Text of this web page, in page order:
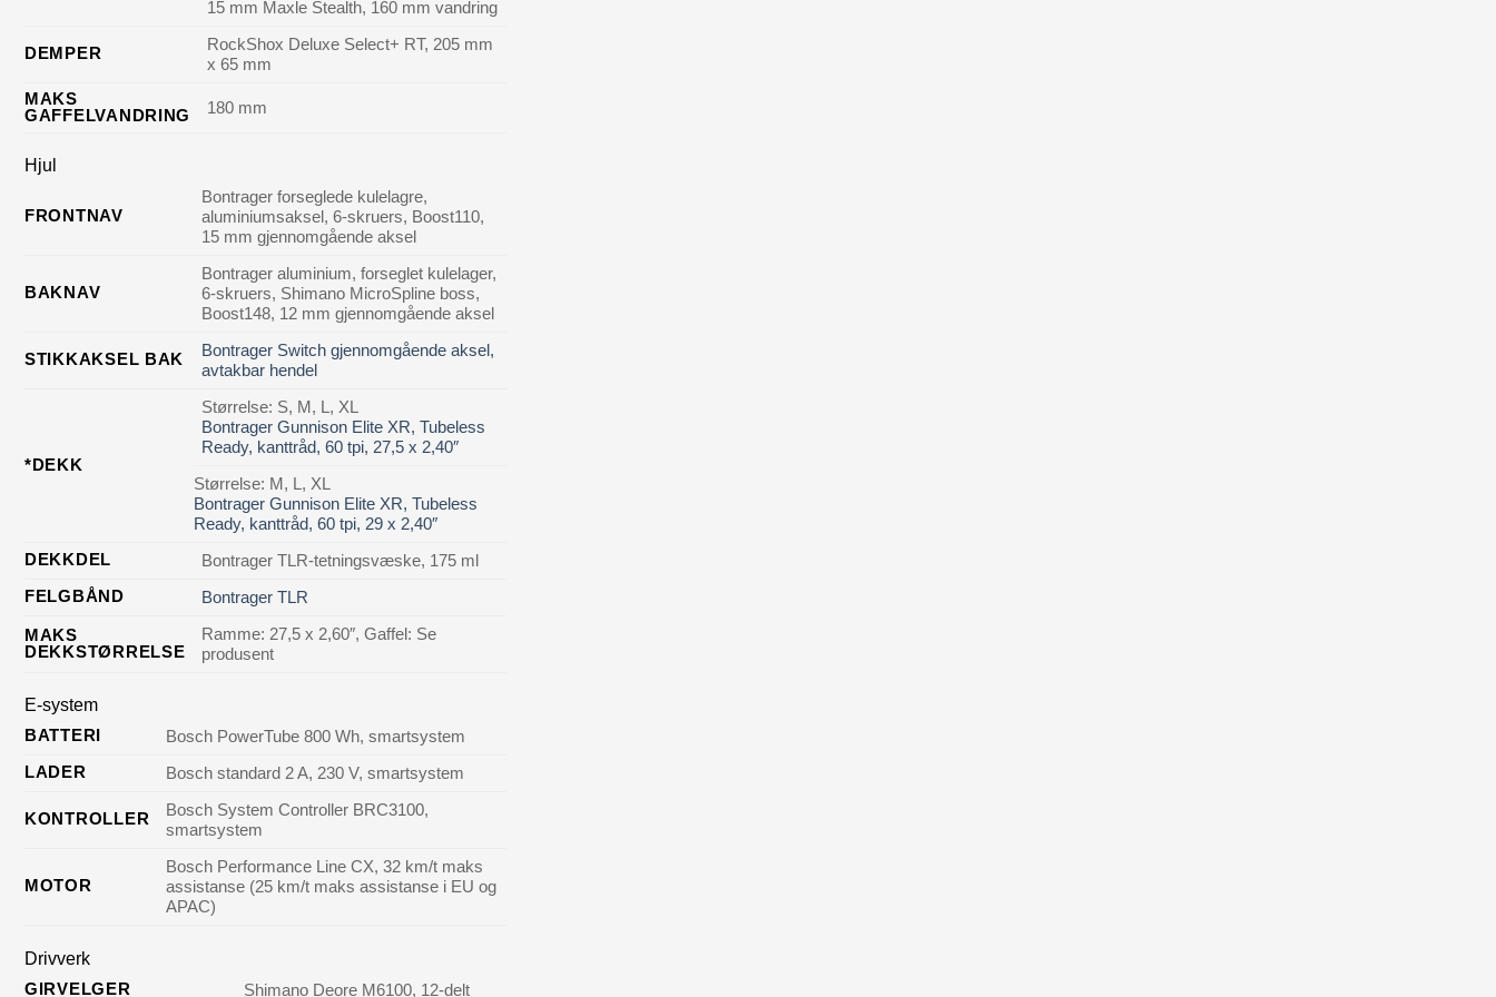
15 mm Maxle Stealth, 160 mm vandring
DEMPER
RockShox Deluxe Select+ RT, 205 mm
x 65 mm
MAKS
GAFFELVANDRING
180 mm
Hjul
FRONTNAV
Bontrager forseglede kulelagre,
aluminiumsaksel, 6-skruers, Boost110,
15 mm gjennomgående aksel
BAKNAV
Bontrager aluminium, forseglet kulelager,
6-skruers, Shimano MicroSpline boss,
Boost148, 12 mm gjennomgående aksel
STIKKAKSEL BAK
Bontrager Switch gjennomgående aksel,
avtakbar hendel
*DEKK
Størrelse: S, M, L, XL
Bontrager Gunnison Elite XR, Tubeless
Ready, kanttråd, 60 tpi, 27,5 x 2,40″
Størrelse: M, L, XL
Bontrager Gunnison Elite XR, Tubeless
Ready, kanttråd, 60 tpi, 29 x 2,40″
DEKKDEL
Bontrager TLR-tetningsvæske, 175 ml
FELGBÅND
Bontrager TLR
MAKS
DEKKSTØRRELSE
Ramme: 27,5 x 2,60″, Gaffel: Se
produsent
E-system
BATTERI
Bosch PowerTube 800 Wh, smartsystem
LADER
Bosch standard 2 A, 230 V, smartsystem
KONTROLLER
Bosch System Controller BRC3100,
smartsystem
MOTOR
Bosch Performance Line CX, 32 km/t maks
assistanse (25 km/t maks assistanse i EU og
APAC)
Drivverk
GIRVELGER Shimano Deore M6100, 12-delt